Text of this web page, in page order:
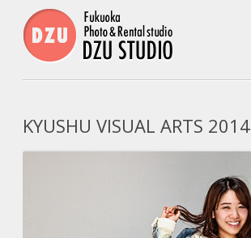
KYUSHU VISUAL ARTS 2014